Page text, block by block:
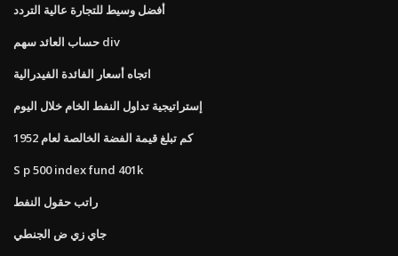
أفضل وسيط للتجارة عالية التردد
حساب العائد سهم div
اتجاه أسعار الفائدة الفيدرالية
إستراتيجية تداول النفط الخام خلال اليوم
كم تبلغ قيمة الفضة الخالصة لعام 1952
S p 500 index fund 401k
راتب حقول النفط
جاي زي ض الجنطي